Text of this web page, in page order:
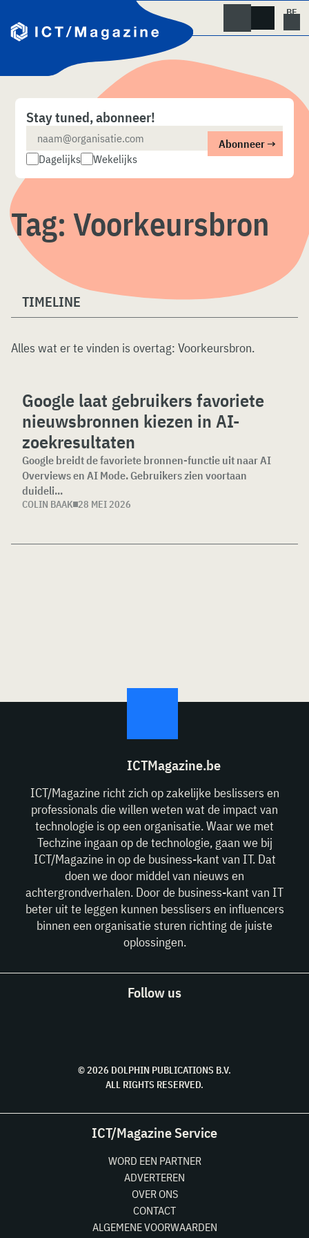
naar
content
Stay tuned, abonneer!
Dagelijks Wekelijks
Tag: Voorkeursbron
TIMELINE
Alles wat er te vinden is overtag: Voorkeursbron.
Google laat gebruikers favoriete
nieuwsbronnen kiezen in AI-
zoekresultaten
Google breidt de favoriete bronnen-functie uit naar AI
Overviews en AI Mode. Gebruikers zien voortaan
duideli...
COLIN BAAK 28 MEI 2026
ICTMagazine.be
ICT/Magazine richt zich op zakelijke beslissers en
professionals die willen weten wat de impact van
technologie is op een organisatie. Waar we met
Techzine ingaan op de technologie, gaan we bij
ICT/Magazine in op de business-kant van IT. Dat
doen we door middel van nieuws en
achtergrondverhalen. Door de business-kant van IT
beter uit te leggen kunnen besslisers en influencers
binnen een organisatie sturen richting de juiste
oplossingen.
Follow us
© 2026 DOLPHIN PUBLICATIONS B.V.
ALL RIGHTS RESERVED.
ICT/Magazine Service
WORD EEN PARTNER
ADVERTEREN
OVER ONS
CONTACT
ALGEMENE VOORWAARDEN